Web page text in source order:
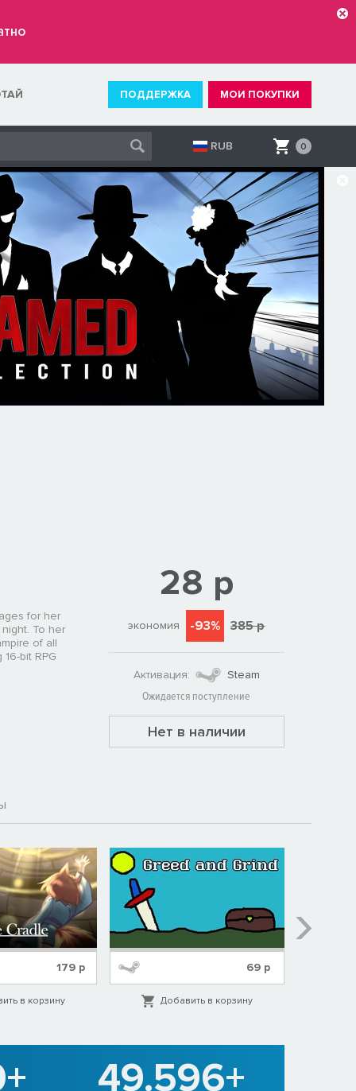
ПОДДЕРЖКА МОИ ПОКУПКИ
RUB 0
for her
To her
of all
bit RPG
28 р
экономия -93% 385 р
Активация:
Steam
Ожидается поступление
Нет в наличии
179р
в корзину
69р
Добавить в корзину
49.596+